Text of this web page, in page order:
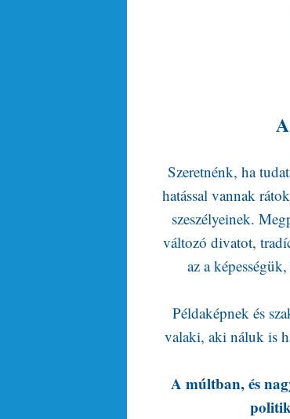
Szeretnénk, ha
hatással vannak
szeszélyeinek.
változó divatot,
az a
Példaképnek és
valaki, aki náluk is
A múltban, és